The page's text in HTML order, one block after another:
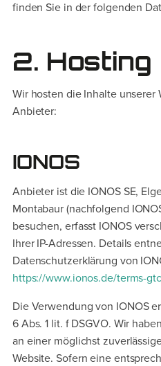
finden Sie in der folgenden
2. Hosting
Wir hosten die Inhalte unserer
Anbieter:
IONOS
Anbieter ist die IONOS SE,
Montabaur (nachfolgend
besuchen, erfasst IONOS
Ihrer IP-Adressen. Details
Datenschutzerklärung von
https://www.ionos.de/terms-
Die Verwendung von IONOS
6 Abs. 1 lit. f DSGVO. Wir
an einer möglichst
Website. Sofern eine